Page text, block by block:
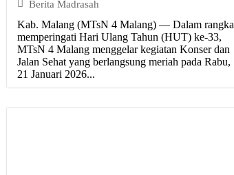
Berita Madrasah
Kab. Malang (MTsN 4 Malang) — Dalam rangka
memperingati Hari Ulang Tahun (HUT) ke-33,
MTsN 4 Malang menggelar kegiatan Konser dan
Jalan Sehat yang berlangsung meriah pada Rabu,
21 Januari 2026...